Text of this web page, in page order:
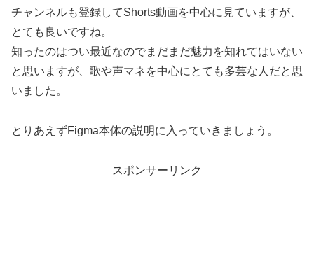
チャンネルも登録してShorts動画を中心に見ていますが、
とても良いですね。
知ったのはつい最近なのでまだまだ魅力を知れてはいない
と思いますが、歌や声マネを中心にとても多芸な人だと思
いました。
とりあえずFigma本体の説明に入っていきましょう。
スポンサーリンク